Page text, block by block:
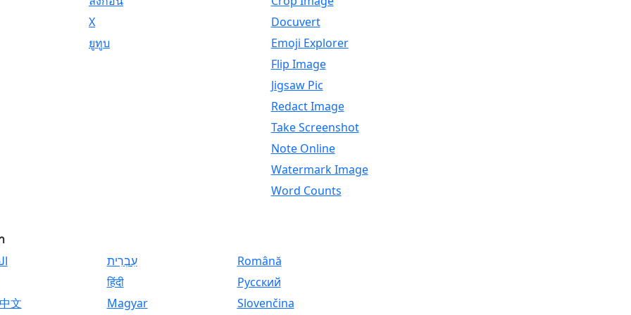
X
ยูทูบ
Docuvert
Emoji Explorer
Flip Image
Jigsaw Pic
Redact Image
Take Screenshot
Note Online
Watermark Image
Word Counts
文
עִבְרִית
हिंदी
Magyar
Română
Русский
Slovenčina